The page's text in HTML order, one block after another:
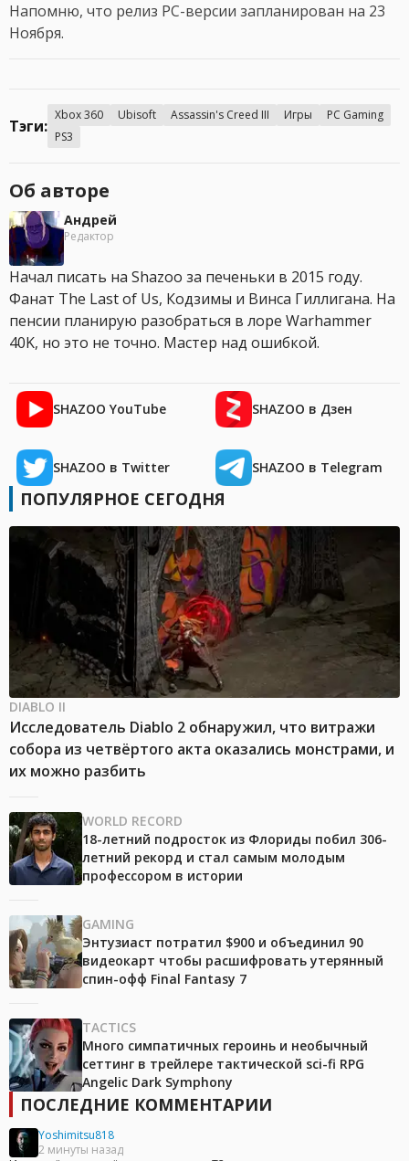
Напомню, что релиз PC-версии запланирован на 23
Ноября.
Тэги:
Xbox 360 Ubisoft Assassin's Creed III Игры
PC Gaming
PS3
Об авторе
Андрей
Редактор
Начал писать на Shazoo за печеньки в 2015 году.
Фанат The Last of Us, Кодзимы и Винса Гиллигана. На
пенсии планирую разобраться в лоре Warhammer
40K, но это не точно. Мастер над ошибкой.
SHAZOO YouTube SHAZOO в Дзен
SHAZOO в Twitter SHAZOO в Telegram
ПОПУЛЯРНОЕ СЕГОДНЯ
DIABLO II
Исследователь Diablo 2 обнаружил, что витражи
собора из четвёртого акта оказались монстрами, и
их можно разбить
WORLD RECORD
18-летний подросток из Флориды побил 306-
летний рекорд и стал самым молодым
профессором в истории
GAMING
Энтузиаст потратил $900 и объединил 90
видеокарт чтобы расшифровать утерянный
спин-офф Final Fantasy 7
TACTICS
Много симпатичных героинь и необычный
сеттинг в трейлере тактической sci-fi RPG
Angelic Dark Symphony
ПОСЛЕДНИЕ КОММЕНТАРИИ
Yoshimitsu818
2 минуты назад